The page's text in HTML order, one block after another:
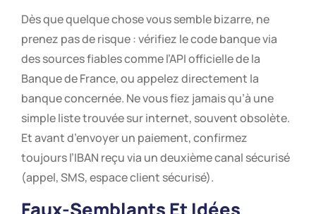
Dès que quelque chose vous semble bizarre, ne
prenez pas de risque : vérifiez le code banque via
des sources fiables comme l’API officielle de la
Banque de France, ou appelez directement la
banque concernée. Ne vous fiez jamais qu’à une
simple liste trouvée sur internet, souvent obsolète.
Et avant d’envoyer un paiement, confirmez
toujours l’IBAN reçu via un deuxième canal sécurisé
(appel, SMS, espace client sécurisé).